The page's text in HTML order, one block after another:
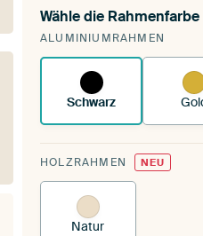
Du spannst einen
vorhandenen
Wähle die Rahmenfarbe
ALUMINIUMRAHMEN
Schwarz
HOLZRAHMEN NEU
Natur